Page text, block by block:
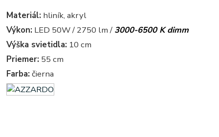
Materiál: hliník, akryl
Výkon: LED 50W / 2750 lm / 3000-6500 K dimm
Výška svietidla: 10 cm
Priemer: 55 cm
Farba: čierna